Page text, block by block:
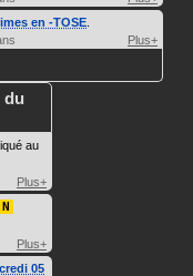
en -TOSE
Plus+
du
au
Plus+
Plus+
05